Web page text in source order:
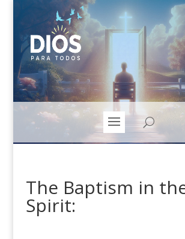
The Baptism in
Spirit: